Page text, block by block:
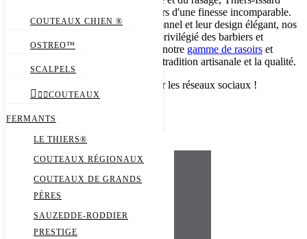
COUTEAUX CHIEN ®
OSTREO™
SCALPELS
  COUTEAUX
FERMANTS
LE THIERS®
COUTEAUX RÉGIONAUX
COUTEAUX DE GRANDS
PÈRES
SAUZEDDE-RODDIER
PRESTIGE
propose une ligne exclusive de rasoirs d'une finesse incomparable.
Réputés pour leur tranchant exceptionnel et leur design élégant, nos
rasoirs professionnels sont le choix privilégié des barbiers et
coiffeurs du monde entier. Explorez notre gamme de rasoirs et
découvrez l'alliance parfaite entre la tradition artisanale et la qualité.
Besoin de conseils ? Suivez-nous sur les réseaux sociaux !